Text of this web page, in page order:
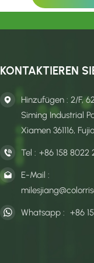
KONTAKTIEREN
Hinzufügen : 2/F,
Siming Industrial
Xiamen 361116,
Tel : +86 158 8022
E-Mail :
Whatsapp : +86